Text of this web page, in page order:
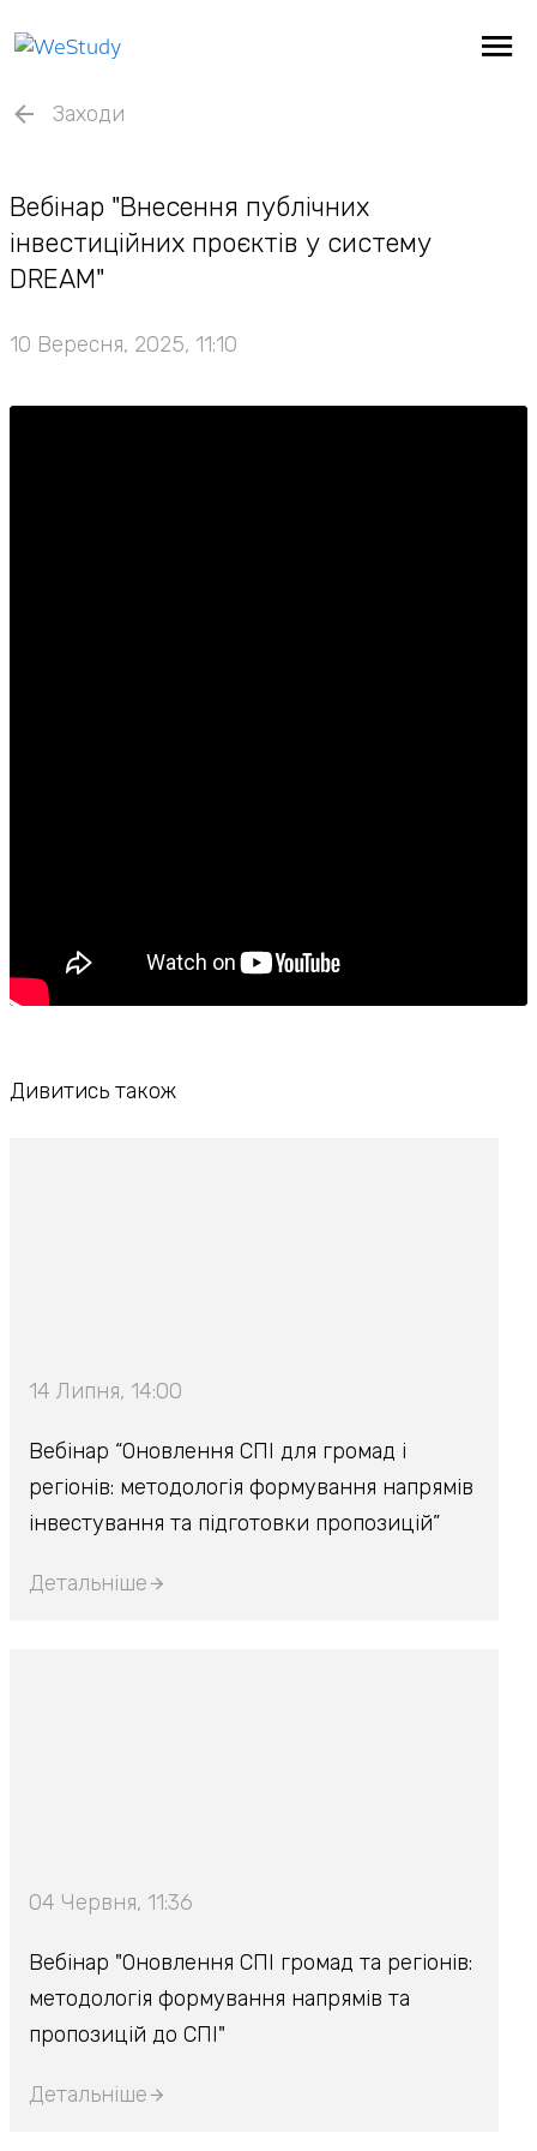
Заходи
Вебінар "Внесення публічних
інвестиційних проєктів у систему
DREAM"
10 Вересня, 2025, 11:10
Дивитись також
14 Липня, 14:00
Вебінар “Оновлення СПІ для громад і
регіонів: методологія формування напрямів
інвестування та підготовки пропозицій”
Детальніше
04 Червня, 11:36
Вебінар "Оновлення СПІ громад та регіонів:
методологія формування напрямів та
пропозицій до СПІ"
Детальніше